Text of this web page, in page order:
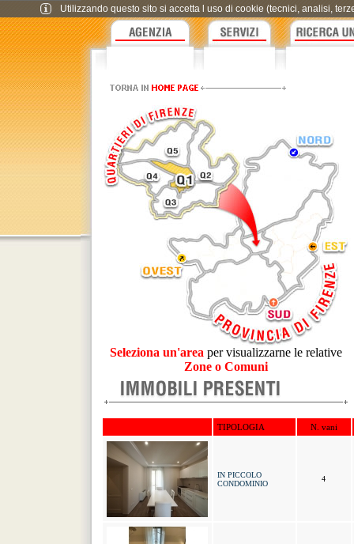
Seleziona un'area per visualizzarne le relative
Zone o Comuni
TIPOLOGIA N. vani
IN PICCOLO
CONDOMINIO
4
Utilizzando questo sito si accetta l uso di cookie (tecnici, analisi,